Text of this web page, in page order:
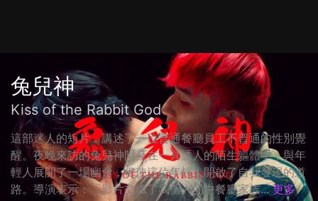
兔兒神
Kiss of the Rabbit God
這部迷人的短片，講述了一位普通餐廳員工不普通的性別覺
醒。夜晚來訪的兔兒神附身在一具誘人的陌生軀體中，與年
輕人展開了一場幽會，促使這位年輕人開啟了自我發現的道
路。導演表示：「影片交織了我個人的中餐廳家族... 更多